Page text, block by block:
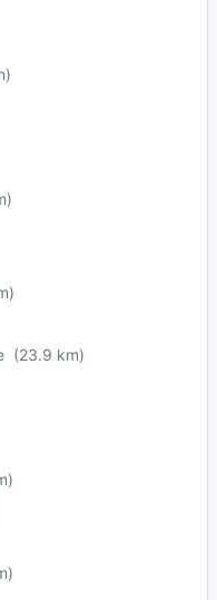
(23.9 km)